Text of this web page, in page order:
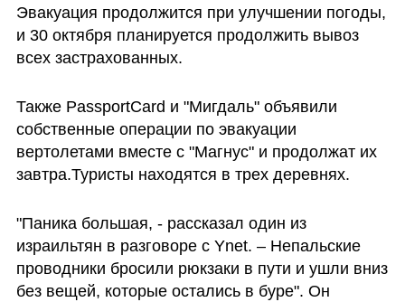
Эвакуация продолжится при улучшении погоды,
и 30 октября планируется продолжить вывоз
всех застрахованных.
Также PassportCard и "Мигдаль" объявили
собственные операции по эвакуации
вертолетами вместе с "Магнус" и продолжат их
завтра.Туристы находятся в трех деревнях.
"Паника большая, - рассказал один из
израильтян в разговоре с Ynet. – Непальские
проводники бросили рюкзаки в пути и ушли вниз
без вещей, которые остались в буре". Он